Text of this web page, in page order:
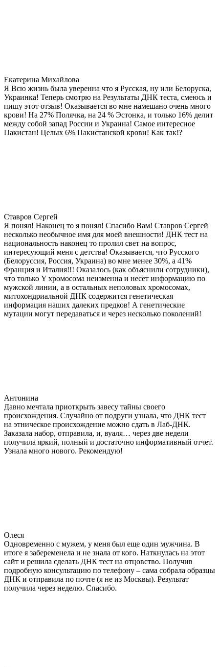
Екатерина Михайлова
Я Всю жизнь была уверенна что я Русская, ну или Белоруска,
Украинка! Теперь смотрю на Результаты ДНК теста, смеюсь и
пишу этот отзыв! Оказывается во мне намешано очень много
крови! На 27% Полячка, на 24 % Эстонка, и только 16% делит
между собой запад России и Украина! Самое интересное
Пакистан! Целых 6% Пакистанской крови! Как так!?
Ставров Сергей
Я понял! Наконец то я понял! Спасибо Вам! Ставров Сергей
несколько необычное имя для моей внешности! ДНК тест на
национальность наконец то пролил свет на вопрос,
интересующий меня с детства! Оказывается, что Русского
(Белоруссия, Россия, Украина) во мне менее 30%, а 41%
Франция и Италия!!! Оказалось (как объяснили сотрудники),
что только Y хромосома неизменна и несет информацию по
мужской линии, а в остальных неполовых хромосомах,
митохондриальной ДНК содержится генетическая
информация наших далеких предков! А генетические
мутации могут передаваться и через несколько поколений!
Антонина
Давно мечтала приоткрыть завесу тайны своего
происхождения. Случайно от подруги узнала, что ДНК тест
на этническое происхождение можно сдать в Лаб-ДНК.
Заказала набор, отправила, и, вуаля… через две недели
получила яркий, полный и достаточно информативный отчет.
Узнала много нового. Рекомендую!
Олеся
Одновременно с мужем, у меня был еще один мужчина. В
итоге я забеременела и не знала от кого. Наткнулась на этот
сайт и решила сделать ДНК тест на отцовство. Получив
подробную консультацию по телефону – сама собрала образцы
ДНК и отправила по почте (я не из Москвы). Результат
получила через неделю. Спасибо.